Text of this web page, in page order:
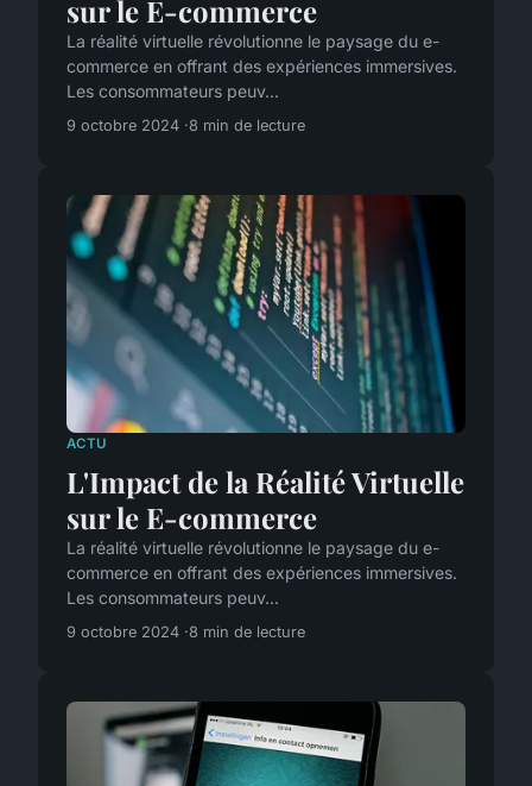
sur le E-commerce
La réalité virtuelle révolutionne le paysage du e-
commerce en offrant des expériences immersives.
Les consommateurs peuv...
9 octobre 2024 8 min de lecture
ACTU
L'Impact de la Réalité Virtuelle
sur le E-commerce
La réalité virtuelle révolutionne le paysage du e-
commerce en offrant des expériences immersives.
Les consommateurs peuv...
9 octobre 2024 8 min de lecture